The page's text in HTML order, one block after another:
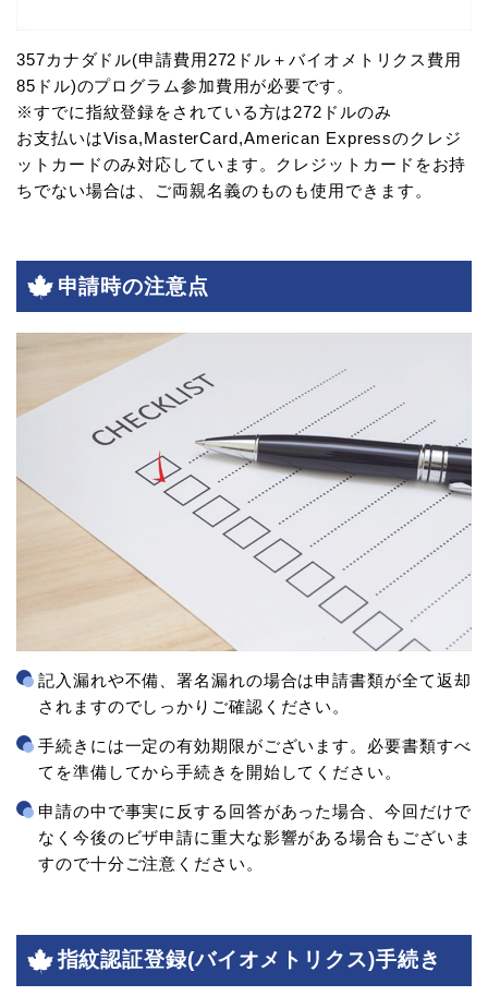
357カナダドル(申請費用272ドル＋バイオメトリクス費用
85ドル)のプログラム参加費用が必要です。
※すでに指紋登録をされている方は272ドルのみ
お支払いはVisa,MasterCard,American Expressのクレジ
ットカードのみ対応しています。クレジットカードをお持
ちでない場合は、ご両親名義のものも使用できます。
申請時の注意点
記入漏れや不備、署名漏れの場合は申請書類が全て返却
されますのでしっかりご確認ください。
手続きには一定の有効期限がございます。必要書類すべ
てを準備してから手続きを開始してください。
申請の中で事実に反する回答があった場合、今回だけで
なく今後のビザ申請に重大な影響がある場合もございま
すので十分ご注意ください。
指紋認証登録(バイオメトリクス)手続き